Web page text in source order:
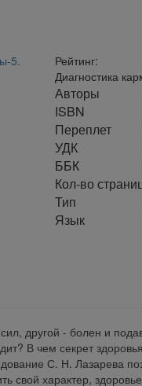
Рейтинг:
Диагностика
Авторы
ISBN
Переплет
УДК
ББК
Кол-во
Тип
Язык
другой - болен и
В чем секрет
С. Н. Лазарева
свой характер,